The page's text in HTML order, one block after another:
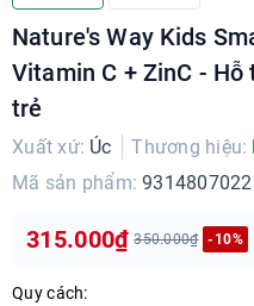
Nature's Way Kids
Vitamin C + ZinC -
trẻ
Xuất xứ: Úc Thương hiệu:
Mã sản phẩm:
315.000₫ 350.000₫ -10%
Quy cách: